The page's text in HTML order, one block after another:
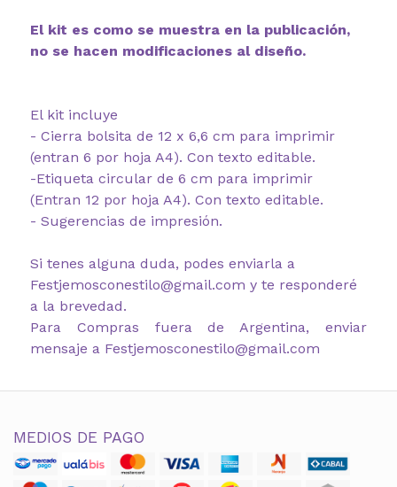
El kit es como se muestra en la publicación,
no se hacen modificaciones al diseño.
El kit incluye
- Cierra bolsita de 12 x 6,6 cm para imprimir
(entran 6 por hoja A4). Con texto editable.
-Etiqueta circular de 6 cm para imprimir
(Entran 12 por hoja A4). Con texto editable.
- Sugerencias de impresión.
Si tenes alguna duda, podes enviarla a
Festjemosconestilo@gmail.com y te responderé
a la brevedad.
Para Compras fuera de Argentina, enviar
mensaje a Festjemosconestilo@gmail.com
MEDIOS DE PAGO